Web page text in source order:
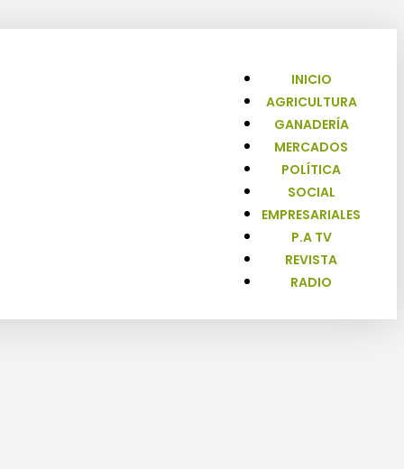
INICIO
AGRICULTURA
GANADERÍA
MERCADOS
POLÍTICA
SOCIAL
EMPRESARIALES
P.A TV
REVISTA
RADIO